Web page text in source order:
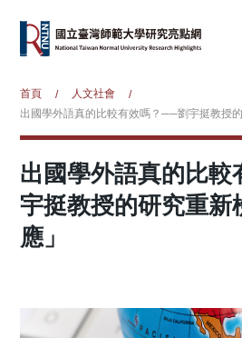
首頁 / 人文社會
/
出國學外語真的比較有效嗎？──劉宇挺教授
出國學外語真的比
宇挺教授的研究重新
應」